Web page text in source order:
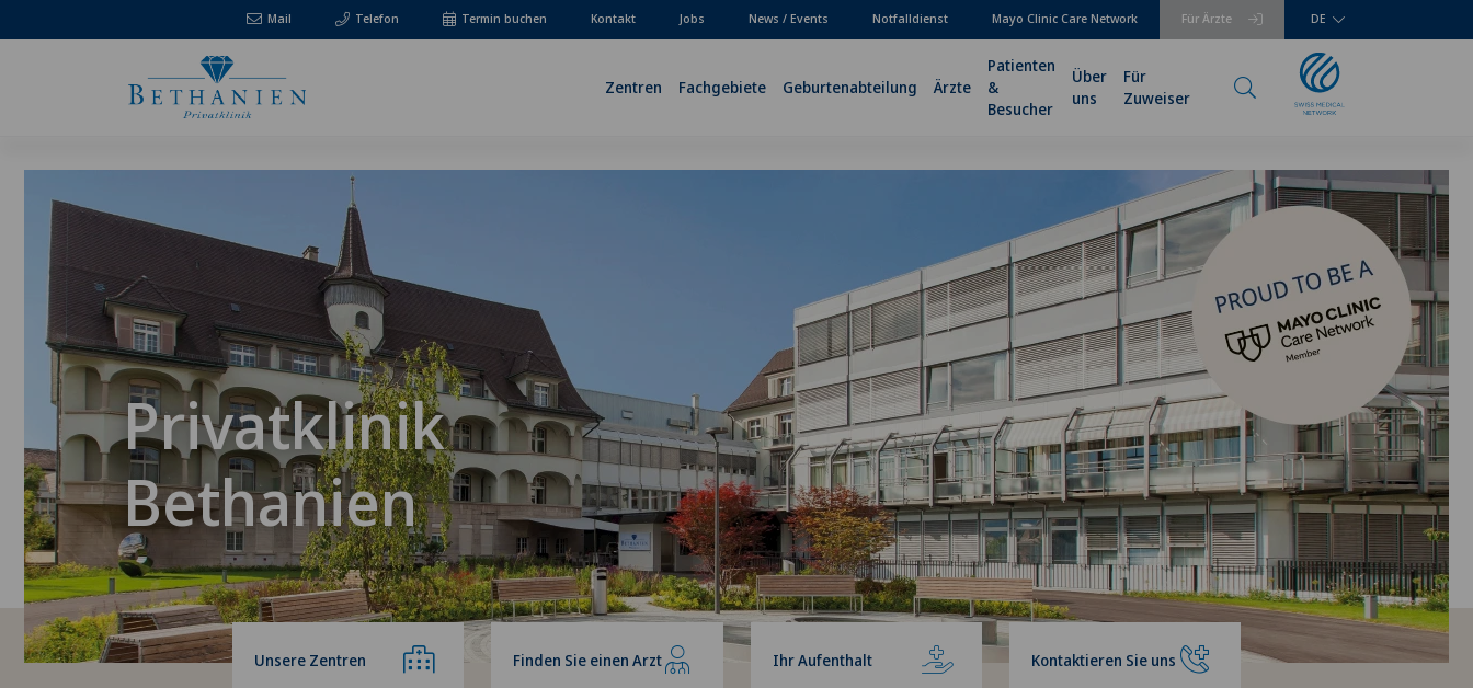
Mail Telefon Für Ärzte
Termin buchen Kontakt Jobs News / Events Notfalldienst Mayo Clinic Care Network DE
Zentren Fachgebiete Geburtenabteilung Ärzte
Patienten
&
Besucher
Über
uns
Für
Zuweiser
Privatklinik
Bethanien
Unsere Zentren Finden Sie einen Arzt Ihr Aufenthalt Kontaktieren Sie uns